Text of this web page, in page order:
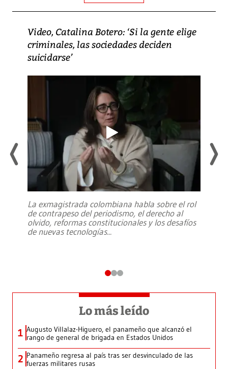
Video, Catalina Botero: ‘Si la gente elige
criminales, las sociedades deciden
suicidarse’
La exmagistrada colombiana habla sobre el rol
de contrapeso del periodismo, el derecho al
olvido, reformas constitucionales y los desafíos
de nuevas tecnologías...
Lo más leído
1 Augusto Villalaz-Higuero, el panameño que alcanzó el
rango de general de brigada en Estados Unidos
2 Panameño regresa al país tras ser desvinculado de las
fuerzas militares rusas